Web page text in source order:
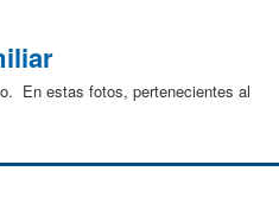
En estas fotos, pertenecientes al